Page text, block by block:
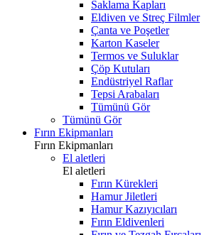
Saklama Kapları
Eldiven ve Streç Filmler
Çanta ve Poşetler
Karton Kaseler
Termos ve Suluklar
Çöp Kutuları
Endüstriyel Raflar
Tepsi Arabaları
Tümünü Gör
Tümünü Gör
Fırın Ekipmanları
Fırın Ekipmanları
El aletleri
El aletleri
Fırın Kürekleri
Hamur Jiletleri
Hamur Kazıyıcıları
Fırın Eldivenleri